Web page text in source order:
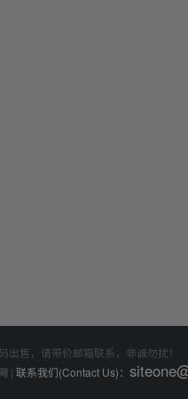
出售，请带价邮箱联系，非诚勿扰！
| 联系我们(Contact Us)：